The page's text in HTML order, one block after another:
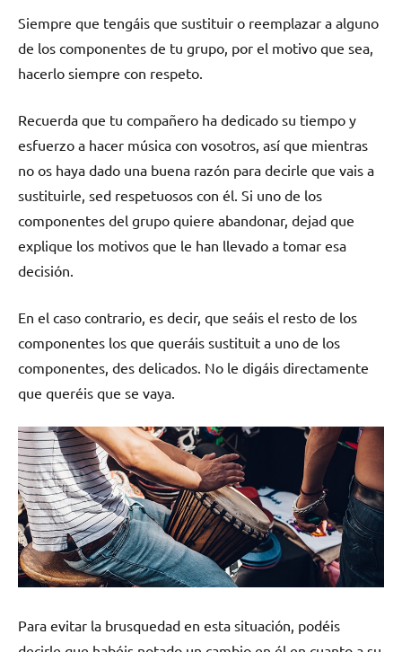
Siempre que tengáis que sustituir o reemplazar a alguno
de los componentes de tu grupo, por el motivo que sea,
hacerlo siempre con respeto.
Recuerda que tu compañero ha dedicado su tiempo y
esfuerzo a hacer música con vosotros, así que mientras
no os haya dado una buena razón para decirle que vais a
sustituirle, sed respetuosos con él. Si uno de los
componentes del grupo quiere abandonar, dejad que
explique los motivos que le han llevado a tomar esa
decisión.
En el caso contrario, es decir, que seáis el resto de los
componentes los que queráis sustituit a uno de los
componentes, des delicados. No le digáis directamente
que queréis que se vaya.
Para evitar la brusquedad en esta situación, podéis